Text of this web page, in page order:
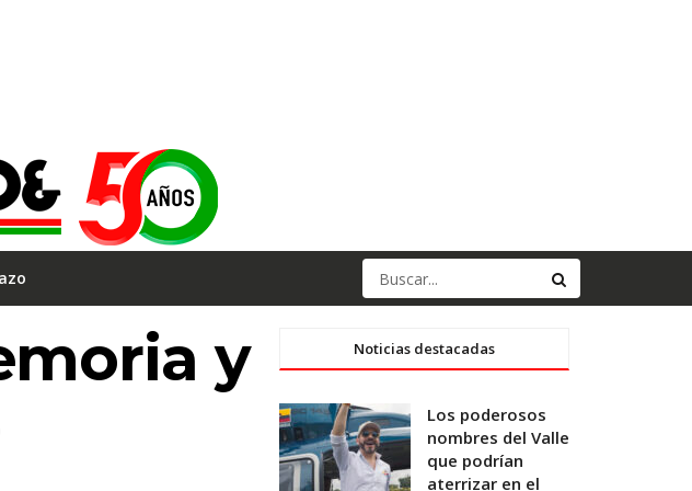
y
Noticias destacadas
Los poderosos
nombres del Valle
que podrían
aterrizar en el